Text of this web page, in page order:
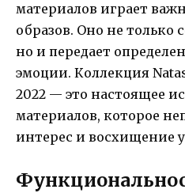
материалов играет
образов. Оно не только
но и передает
эмоции. Коллекция
2022 — это настоящее
материалов, которое
интерес и восхищение